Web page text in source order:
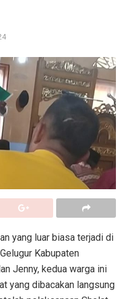
yang luar biasa terjadi di
Kabupaten
Jenny, kedua warga ini
yang dibacakan langsung